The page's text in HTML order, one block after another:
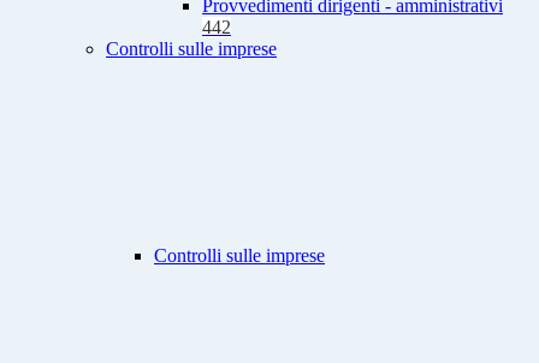
Provvedimenti dirigenti - amministrativi
442
Controlli sulle imprese
Controlli sulle imprese